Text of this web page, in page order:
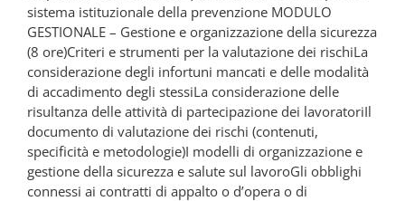
sistema istituzionale della prevenzione MODULO
GESTIONALE – Gestione e organizzazione della sicurezza
(8 ore)Criteri e strumenti per la valutazione dei rischiLa
considerazione degli infortuni mancati e delle modalità
di accadimento degli stessiLa considerazione delle
risultanza delle attività di partecipazione dei lavoratoriIl
documento di valutazione dei rischi (contenuti,
specificità e metodologie)I modelli di organizzazione e
gestione della sicurezza e salute sul lavoroGli obblighi
connessi ai contratti di appalto o d’opera o di